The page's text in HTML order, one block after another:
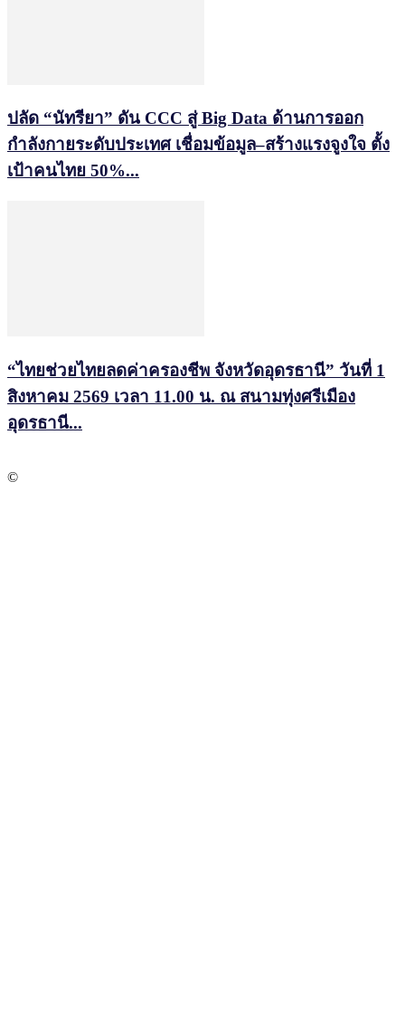
ปลัด “นัทรียา” ดัน CCC สู่ Big Data ด้านการออก
กำลังกายระดับประเทศ เชื่อมข้อมูล–สร้างแรงจูงใจ ตั้ง
เป้าคนไทย 50%...
“ไทยช่วยไทยลดค่าครองชีพ จังหวัดอุดรธานี” วันที่ 1
สิงหาคม 2569 เวลา 11.00 น. ณ สนามทุ่งศรีเมือง
อุดรธานี...
©